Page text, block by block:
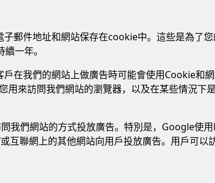
郵件地址和網站保存在cookie中。這些是為了
一年。
在我們的網站上做廣告時可能會使用Cookie和
用來訪問我們網站的瀏覽器，以及在某些情況下
我們網站的方式投放廣告。特別是，Google使
互聯網上的其他網站向用戶投放廣告。用戶可以